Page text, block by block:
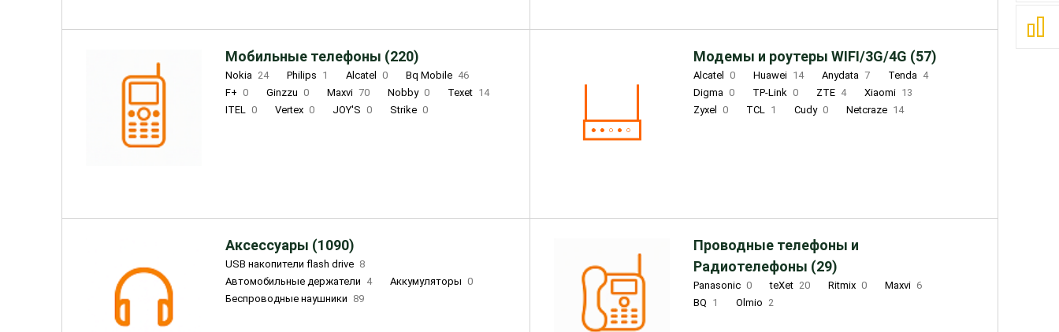
Мобильные телефоны (220)
Nokia 24 Philips 1 Alcatel 0 Bq Mobile 46
F+ 0 Ginzzu 0 Maxvi 70 Nobby 0 Texet 14
ITEL 0 Vertex 0 JOY'S 0 Strike 0
Модемы и роутеры WIFI/3G/4G (57)
Alcatel 0 Huawei 14 Anydata 7 Tenda 4
Digma 0 TP-Link 0 ZTE 4 Xiaomi 13
Zyxel
0 TCL 1 Cudy 0 Netcraze 14
Аксессуары (1090)
USB накопители flash drive 8
Автомобильные держатели 4 Аккумуляторы 0
Беспроводные наушники 89
Проводные телефоны и
Радиотелефоны (29)
Panasonic 0 teXet 20 Ritmix 0 Maxvi 6
BQ 1 Olmio 2